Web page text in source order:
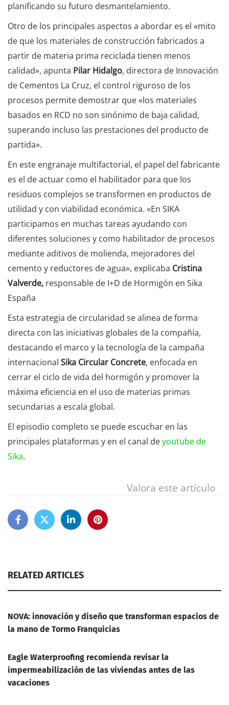
planificando su futuro desmantelamiento.
Otro de los principales aspectos a abordar es el «mito
de que los materiales de construcción fabricados a
partir de materia prima reciclada tienen menos
calidad», apunta Pilar Hidalgo, directora de Innovación
de Cementos La Cruz, el control riguroso de los
procesos permite demostrar que «los materiales
basados en RCD no son sinónimo de baja calidad,
superando incluso las prestaciones del producto de
partida».
En este engranaje multifactorial, el papel del fabricante
es el de actuar como el habilitador para que los
residuos complejos se transformen en productos de
utilidad y con viabilidad económica. «En SIKA
participamos en muchas tareas ayudando con
diferentes soluciones y como habilitador de procesos
mediante aditivos de molienda, mejoradores del
cemento y reductores de agua», explicaba Cristina
Valverde, responsable de I+D de Hormigón en Sika
España
Esta estrategia de circularidad se alinea de forma
directa con las iniciativas globales de la compañía,
destacando el marco y la tecnología de la campaña
internacional Sika Circular Concrete, enfocada en
cerrar el ciclo de vida del hormigón y promover la
máxima eficiencia en el uso de materias primas
secundarias a escala global.
El episodio completo se puede escuchar en las
principales plataformas y en el canal deyoutube de
Sika.
Valora este artículo
RELATED ARTICLES
NOVA: innovación y diseño que transforman espacios de
la mano de Tormo Franquicias
Eagle Waterproofing recomienda revisar la
impermeabilización de las viviendas antes de las
vacaciones